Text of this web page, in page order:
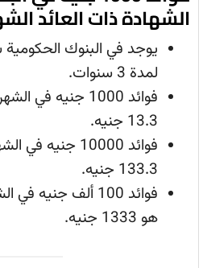
الشهادة ذات العائد
لمدة 3 سنوات.
فوائد 1000 جنيه
13.3 جنيه.
فوائد 10000
133.3 جنيه.
فوائد 100 ألف
هو 1333 جنيه.